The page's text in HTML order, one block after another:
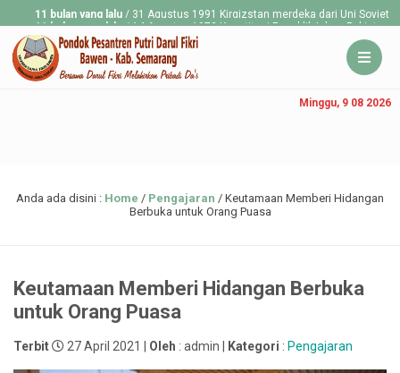
yang lalu/ 31 Agustus 1991 Kirgizstan merdeka dari Uni Soviet
yang lalu/ 14 Agustus 1973 Konstitusi Republik Islam Pakistan mulai
Minggu, 9 08 2026
Anda ada disini : Home / Pengajaran / Keutamaan Memberi Hidangan
Berbuka untuk Orang Puasa
Keutamaan Memberi Hidangan Berbuka
untuk Orang Puasa
Terbit 27 April 2021 | Oleh : admin | Kategori : Pengajaran